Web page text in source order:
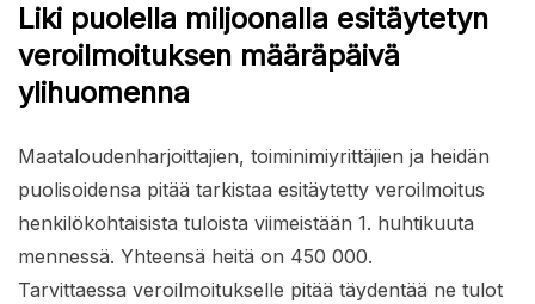
Liki puolella miljoonalla esitäytetyn
veroilmoituksen määräpäivä
ylihuomenna
Maataloudenharjoittajien, toiminimiyrittäjien ja heidän
puolisoidensa pitää tarkistaa esitäytetty veroilmoitus
henkilökohtaisista tuloista viimeistään 1. huhtikuuta
mennessä. Yhteensä heitä on 450 000.
Tarvittaessa veroilmoitukselle pitää täydentää ne tulot